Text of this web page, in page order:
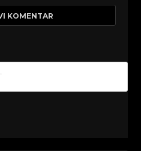
KOMENTAR